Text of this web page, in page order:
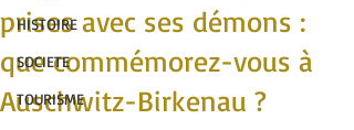
HISTOIRE
SOCIETE
TOURISME
prises avec ses démons :
que commémorez-vous à
Auschwitz-Birkenau ?